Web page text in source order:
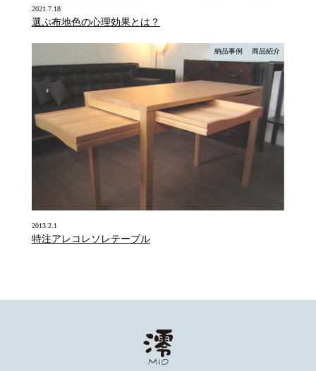
2021.7.18
選ぶ布地色の心理効果とは？
納品事例 商品紹介
2013.2.1
特注アレコレソレテーブル